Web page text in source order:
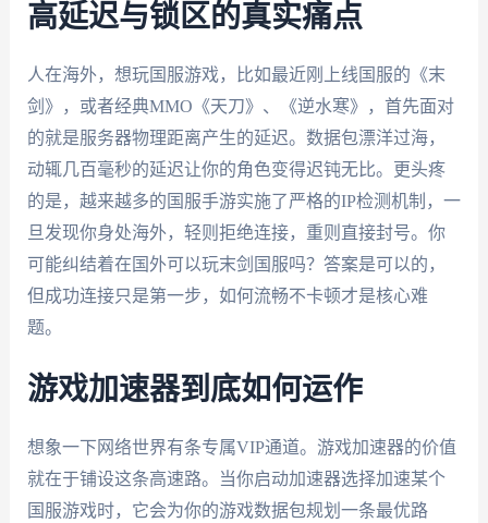
高延迟与锁区的真实痛点
人在海外，想玩国服游戏，比如最近刚上线国服的《末
剑》，或者经典MMO《天刀》、《逆水寒》，首先面对
的就是服务器物理距离产生的延迟。数据包漂洋过海，
动辄几百毫秒的延迟让你的角色变得迟钝无比。更头疼
的是，越来越多的国服手游实施了严格的IP检测机制，一
旦发现你身处海外，轻则拒绝连接，重则直接封号。你
可能纠结着在国外可以玩末剑国服吗？答案是可以的，
但成功连接只是第一步，如何流畅不卡顿才是核心难
题。
游戏加速器到底如何运作
想象一下网络世界有条专属VIP通道。游戏加速器的价值
就在于铺设这条高速路。当你启动加速器选择加速某个
国服游戏时，它会为你的游戏数据包规划一条最优路